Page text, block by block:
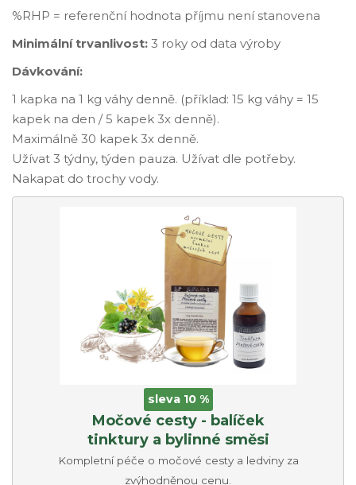
%RHP = referenční hodnota příjmu není stanovena
Minimální trvanlivost: 3 roky od data výroby
Dávkování:
1 kapka na 1 kg váhy denně. (příklad: 15 kg váhy = 15
kapek na den / 5 kapek 3x denně).
Maximálně 30 kapek 3x denně.
Užívat 3 týdny, týden pauza. Užívat dle potřeby.
Nakapat do trochy vody.
sleva 10 %
Močové cesty - balíček
tinktury a bylinné směsi
Kompletní péče o močové cesty a ledviny za
zvýhodněnou cenu.